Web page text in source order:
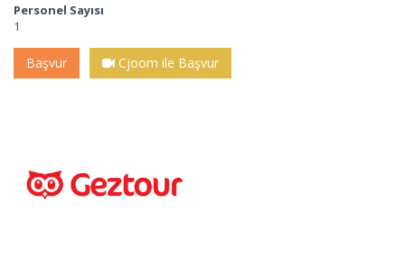
Personel Sayısı
1
Başvur Cjoom ile Başvur